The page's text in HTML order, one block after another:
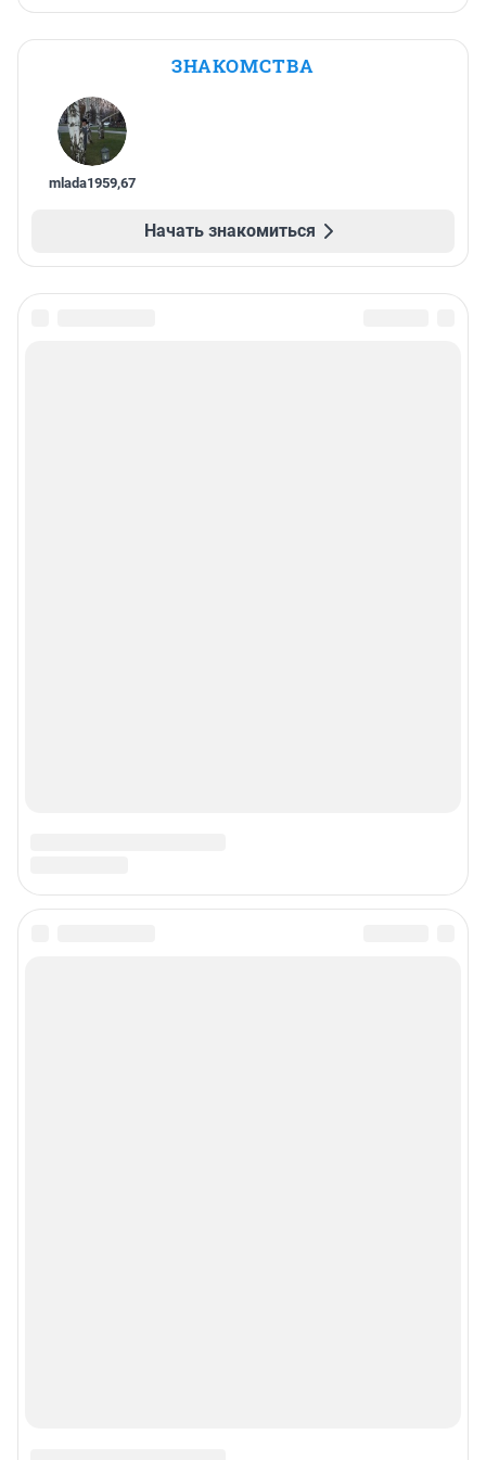
ЗНАКОМСТВА
mlada1959,67
Начать знакомиться